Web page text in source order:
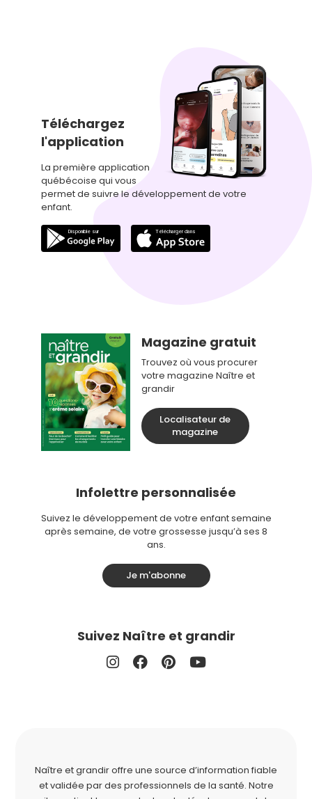
Téléchargez
l'application
La première application
québécoise qui vous
permet de suivre le développement de votre
enfant.
Magazine gratuit
Trouvez où vous procurer
votre magazine Naître et
grandir
Localisateur de
magazine
Infolettre personnalisée
Suivez le développement de votre enfant semaine
après semaine, de votre grossesse jusqu’à ses 8
ans.
Je m'abonne
Suivez Naître et grandir
Naître et grandir offre une source d’information fiable
et validée par des professionnels de la santé. Notre